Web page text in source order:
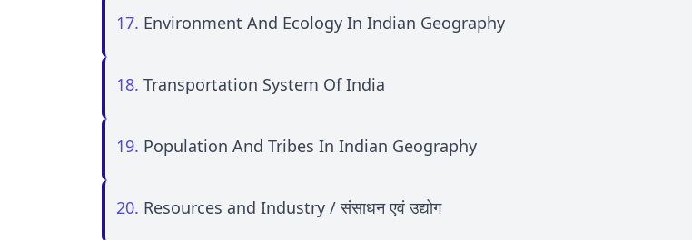
17. Environment And Ecology In Indian Geography
18. Transportation System Of India
19. Population And Tribes In Indian Geography
20. Resources and Industry / संसाधन एवं उद्योग